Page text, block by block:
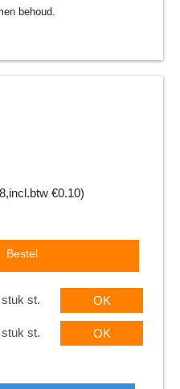
behoud.
,incl.btw €0.10)
Bestel
st. OK
st. OK